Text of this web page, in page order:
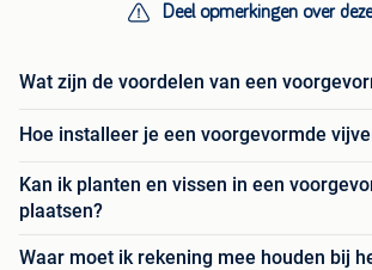
Deel opmerkingen over
Wat zijn de voordelen van een
Hoe installeer je een voorgevormde
Kan ik planten en vissen in een
plaatsen?
Waar moet ik rekening mee houden bij